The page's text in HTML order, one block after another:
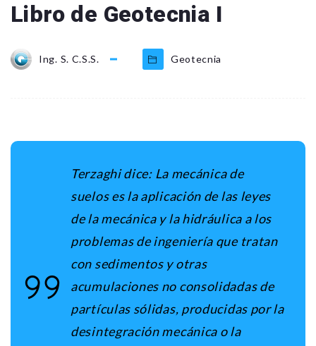
Libro de Geotecnia I
Ing. S. C.S.S. Geotecnia
Terzaghi dice:La mecánica de
suelos es la aplicación de las leyes
de la mecánica y la hidráulica a los
problemas de ingeniería que tratan
con sedimentos y otras
acumulaciones no consolidadas de
partículas sólidas, producidas por la
desintegración mecánica o la